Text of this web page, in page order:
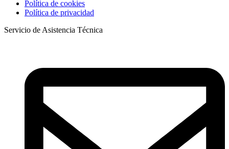
Política de cookies
Política de privacidad
Servicio de Asistencia Técnica